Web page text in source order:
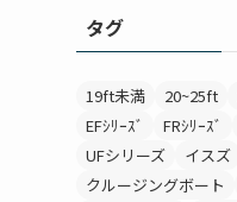
タグ
19ft未満 20~25ft
EFｼﾘｰｽﾞ
FRｼﾘｰｽﾞ
UFシリーズ
イスズ
クルージングボート